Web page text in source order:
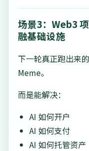
场景3：Web3
融基础设施
下一轮真正跑出来
Meme。
而是能解决：
AI 如何开户
AI 如何支付
AI 如何托管资产